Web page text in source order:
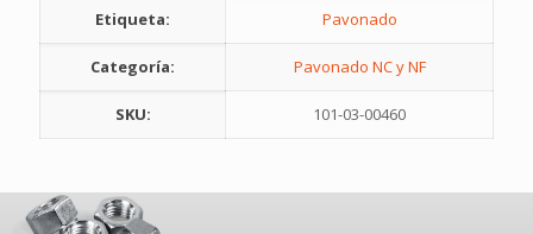
Etiqueta: Pavonado
Categoría: Pavonado NC y NF
SKU: 101-03-00460